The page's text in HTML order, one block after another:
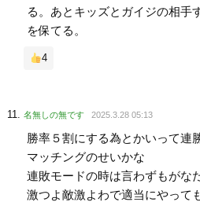
る。あとキッズとガイジの相手
を保てる。
4
名無しの無です 2025.3.28 05:13
勝率５割にする為とかいって連
マッチングのせいかな
連敗モードの時は言わずもがな
激つよ敵激よわで適当にやって